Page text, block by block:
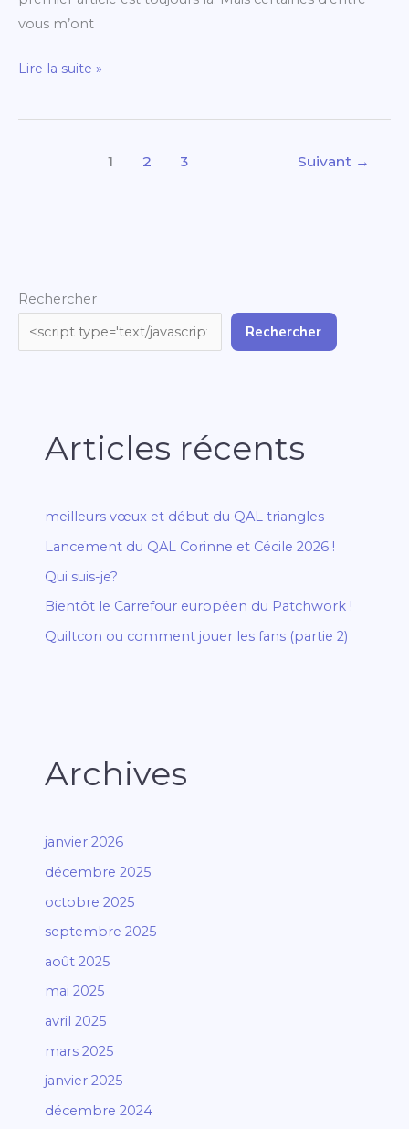
vous m’ont
Lire la suite »
1 2 3 Suivant →
Rechercher
Rechercher
Articles récents
meilleurs vœux et début du QAL triangles
Lancement du QAL Corinne et Cécile 2026 !
Qui suis-je?
Bientôt le Carrefour européen du Patchwork !
Quiltcon ou comment jouer les fans (partie 2)
Archives
janvier 2026
décembre 2025
octobre 2025
septembre 2025
août 2025
mai 2025
avril 2025
mars 2025
janvier 2025
décembre 2024